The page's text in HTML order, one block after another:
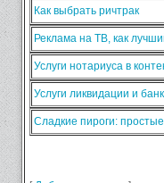
Как выбрать ричтрак
Реклама на ТВ, как
Услуги нотариуса в
Услуги ликвидации и
Сладкие пироги: